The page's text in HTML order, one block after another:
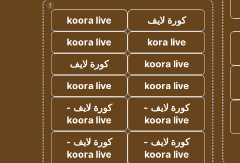
!
كورة لايف
koora live
kora live
koora live
koora live
كورة لايف
koora live
koora live
كورة لايف -
koora live
كورة لايف -
koora live
كورة لايف -
koora live
كورة لايف -
koora live